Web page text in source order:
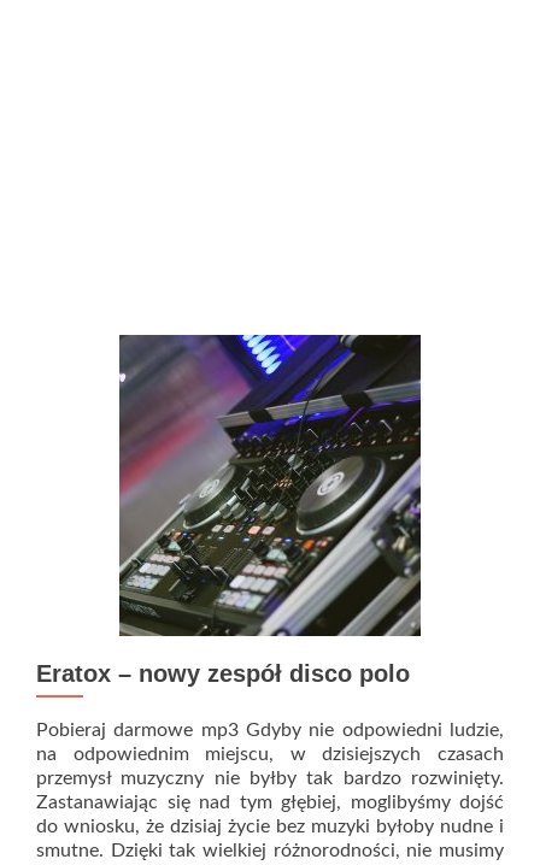
Eratox – nowy zespół disco polo
Pobieraj darmowe mp3 Gdyby nie odpowiedni ludzie,
na odpowiednim miejscu, w dzisiejszych czasach
przemysł muzyczny nie byłby tak bardzo rozwinięty.
Zastanawiając się nad tym głębiej, moglibyśmy dojść
do wniosku, że dzisiaj życie bez muzyki byłoby nudne i
smutne. Dzięki tak wielkiej różnorodności, nie musimy